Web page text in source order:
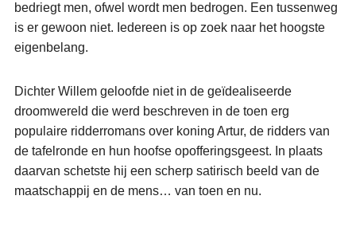
bedriegt men, ofwel wordt men bedrogen. Een tussenweg
is er gewoon niet. Iedereen is op zoek naar het hoogste
eigenbelang.
Dichter Willem geloofde niet in de geïdealiseerde
droomwereld die werd beschreven in de toen erg
populaire ridderromans over koning Artur, de ridders van
de tafelronde en hun hoofse opofferingsgeest. In plaats
daarvan schetste hij een scherp satirisch beeld van de
maatschappij en de mens… van toen en nu.